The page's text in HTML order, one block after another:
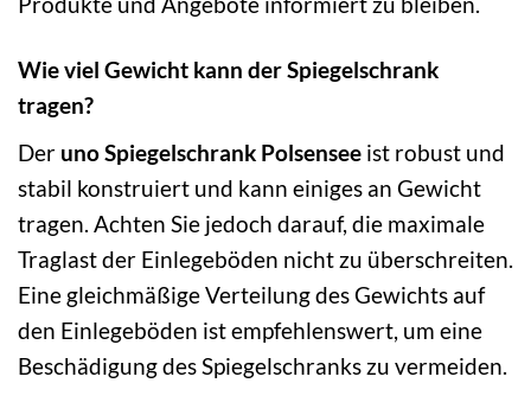
Wie viel Gewicht kann der Spiegelschrank
tragen?
Der uno Spiegelschrank Polsensee ist robust und
stabil konstruiert und kann einiges an Gewicht
tragen. Achten Sie jedoch darauf, die maximale
Traglast der Einlegeböden nicht zu überschreiten.
Eine gleichmäßige Verteilung des Gewichts auf
den Einlegeböden ist empfehlenswert, um eine
Beschädigung des Spiegelschranks zu vermeiden.